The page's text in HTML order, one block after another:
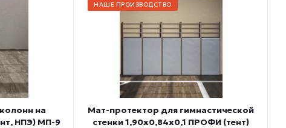
на
НПЭ) МП-9
НАШЕ ПРОИЗВОДСТВО
Мат-протектор для гимнастической
стенки 1,90х0,84х0,1 ПРОФИ (тент)